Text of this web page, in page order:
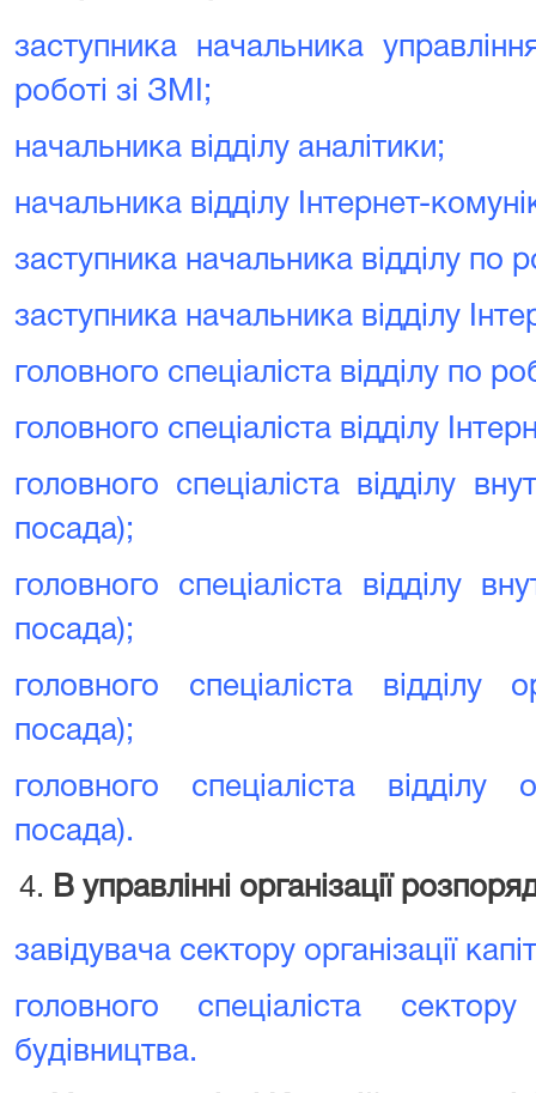
заступника начальника
роботі зі ЗМІ;
начальника відділу аналітики;
начальника відділу Інтернет-
заступника начальника відділу по
заступника начальника відділу
головного спеціаліста відділу по
головного спеціаліста відділу
головного спеціаліста відділу
посада);
головного спеціаліста відділу
посада);
головного спеціаліста відділу
посада);
головного спеціаліста відділу
посада).
В управлінні організації
завідувача сектору організації
головного спеціаліста сектору
будівництва.